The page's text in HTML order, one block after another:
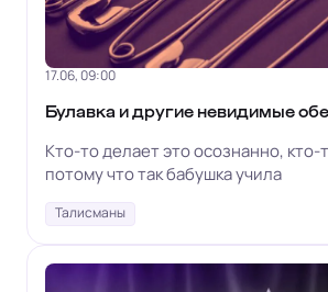
17.06, 09:00
Булавка и другие невидимые
Кто-то делает это осознанно,
потому что так бабушка учила
Талисманы